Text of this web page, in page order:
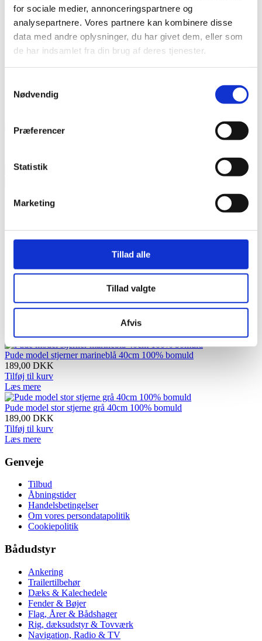
for sociale medier, annonceringspartnere og
analysepartnere. Vores partnere kan kombinere disse
data med andre oplysninger, du har givet dem, eller som
de har indsamlet fra din brug af deres tjenester.
Nødvendig
Præferencer
Statistik
Marketing
Tillad alle
Tillad valgte
Afvis
Kontakt os
Pude model stjerner grå 40cm 100%
bomuld
Grå maritim pude med små stjerner som motiv
Ikke på lager
stk.
Beskrivelse
Download
Dekorative maritime pyntepuder i 100% bomuld.
Str. 40 x 40 cm
Relaterede produkter
Pude model stjerner marineblå 40cm 100% bomuld
189,00 DKK
Tilføj til kurv
Læs mere
Pude model stor stjerne grå 40cm 100% bomuld
189,00 DKK
Tilføj til kurv
Læs mere
Genveje
Tilbud
Åbningstider
Handelsbetingelser
Om vores persondatapolitik
Cookiepolitik
Bådudstyr
Ankering
Trailertilbehør
Dæks & Kalechedele
Fender & Bøjer
Flag, Årer & Bådshager
Rig, dæksudstyr & Tovværk
Navigation, Radio & TV